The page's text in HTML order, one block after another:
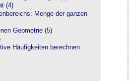
(4)
Menge der ganzen
Geometrie (5)
Häufigkeiten berechnen